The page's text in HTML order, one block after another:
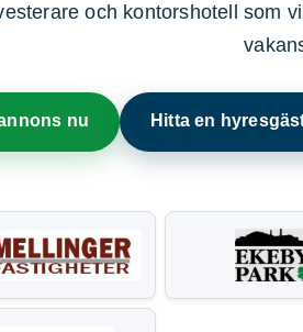
och kontorshotell som
nu Hitta en